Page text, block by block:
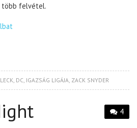
több felvétel.
DC IGAZSÁG LIGÁJA ZACK SNYDER
4